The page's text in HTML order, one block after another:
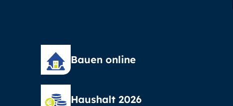
Bauen online
Haushalt 2026